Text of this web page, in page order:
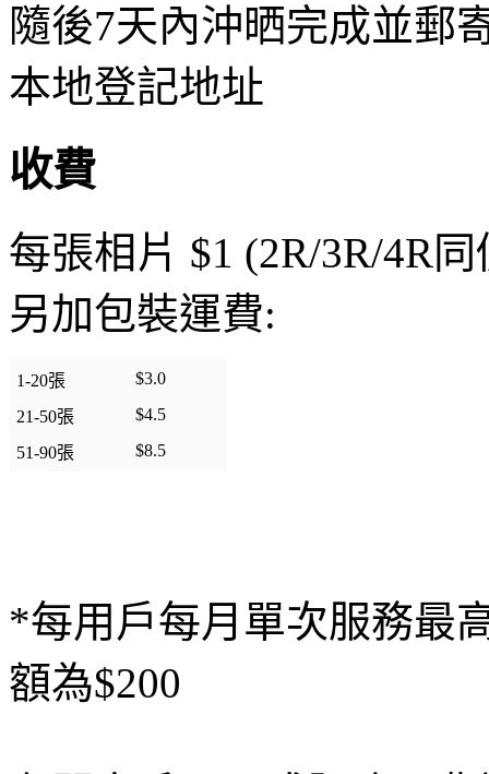
隨後7天內沖晒完成並郵
本地登記地址
收費
每張相片 $1 (2R/3R/4R同
另加包裝運費:
1-20張 $3.0
21-50張 $4.5
51-90張 $8.5
*每用戶每月單次服務最
額為$200